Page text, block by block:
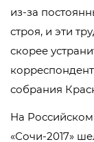
из-за
строя, и эти
скорее
собрания
На
«Сочи-2017»